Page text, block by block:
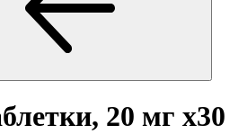
20 мг x30